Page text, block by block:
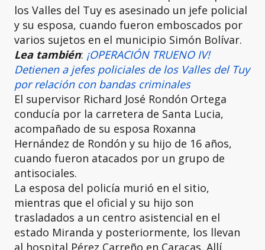
los Valles del Tuy es asesinado un jefe policial
y su esposa, cuando fueron emboscados por
varios sujetos en el municipio Simón Bolívar.
Lea también: ¡OPERACIÓN TRUENO IV!
Detienen a jefes policiales de los Valles del Tuy
por relación con bandas criminales
El supervisor Richard José Rondón Ortega
conducía por la carretera de Santa Lucia,
acompañado de su esposa Roxanna
Hernández de Rondón y su hijo de 16 años,
cuando fueron atacados por un grupo de
antisociales.
La esposa del policía murió en el sitio,
mientras que el oficial y su hijo son
trasladados a un centro asistencial en el
estado Miranda y posteriormente, los llevan
al hospital Pérez Carreño en Caracas. Allí